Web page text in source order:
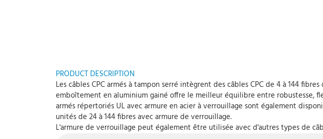
PRODUCT DESCRIPTION
Les câbles CPC armés à tampon serré intègrent des câbles CPC de 4 à 144
emboîtement en aluminium gainé offre le meilleur équilibre entre robustesse,
armés répertoriés UL avec armure en acier à verrouillage sont également
unités de 24 à 144 fibres avec armure de verrouillage.
L'armure de verrouillage peut également être utilisée avec d'autres types de